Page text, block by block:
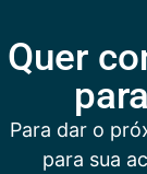
Quer
Para dar o
para sua